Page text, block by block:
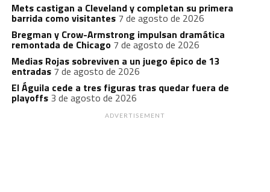
Mets castigan a Cleveland y completan su primera
barrida como visitantes 7 de agosto de 2026
Bregman y Crow-Armstrong impulsan dramática
remontada de Chicago 7 de agosto de 2026
Medias Rojas sobreviven a un juego épico de 13
entradas 7 de agosto de 2026
El Águila cede a tres figuras tras quedar fuera de
playoffs 3 de agosto de 2026
ADVERTISEMENT